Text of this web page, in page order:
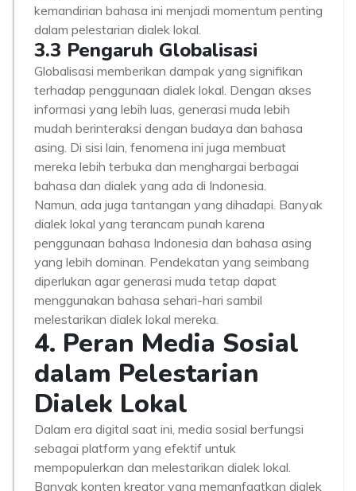
kemandirian bahasa ini menjadi momentum penting
dalam pelestarian dialek lokal.
3.3 Pengaruh Globalisasi
Globalisasi memberikan dampak yang signifikan
terhadap penggunaan dialek lokal. Dengan akses
informasi yang lebih luas, generasi muda lebih
mudah berinteraksi dengan budaya dan bahasa
asing. Di sisi lain, fenomena ini juga membuat
mereka lebih terbuka dan menghargai berbagai
bahasa dan dialek yang ada di Indonesia.
Namun, ada juga tantangan yang dihadapi. Banyak
dialek lokal yang terancam punah karena
penggunaan bahasa Indonesia dan bahasa asing
yang lebih dominan. Pendekatan yang seimbang
diperlukan agar generasi muda tetap dapat
menggunakan bahasa sehari-hari sambil
melestarikan dialek lokal mereka.
4. Peran Media Sosial
dalam Pelestarian
Dialek Lokal
Dalam era digital saat ini, media sosial berfungsi
sebagai platform yang efektif untuk
mempopulerkan dan melestarikan dialek lokal.
Banyak konten kreator yang memanfaatkan dialek